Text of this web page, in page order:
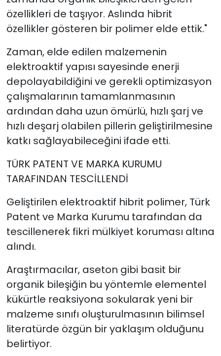
özellikleri de taşıyor. Aslında hibrit
özellikler gösteren bir polimer elde ettik."
Zaman, elde edilen malzemenin
elektroaktif yapısı sayesinde enerji
depolayabildiğini ve gerekli optimizasyon
çalışmalarının tamamlanmasının
ardından daha uzun ömürlü, hızlı şarj ve
hızlı deşarj olabilen pillerin geliştirilmesine
katkı sağlayabileceğini ifade etti.
TÜRK PATENT VE MARKA KURUMU
TARAFINDAN TESCİLLENDİ
Geliştirilen elektroaktif hibrit polimer, Türk
Patent ve Marka Kurumu tarafından da
tescillenerek fikri mülkiyet koruması altına
alındı.
Araştırmacılar, aseton gibi basit bir
organik bileşiğin bu yöntemle elementel
kükürtle reaksiyona sokularak yeni bir
malzeme sınıfı oluşturulmasının bilimsel
literatürde özgün bir yaklaşım olduğunu
belirtiyor.